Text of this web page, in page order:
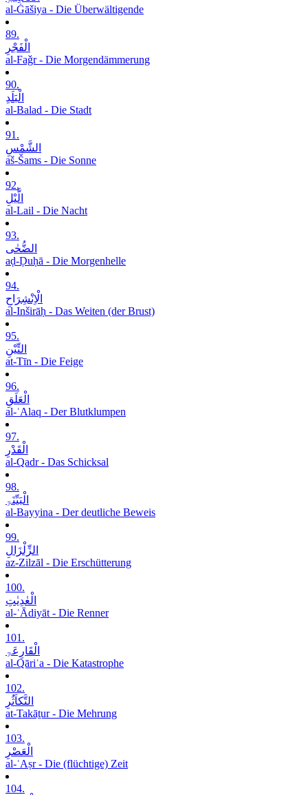
al-Ġāšiya - Die Überwältigende
89.
الْفَجْرِ
al-Faǧr - Die Morgendämmerung
90.
الْبَلَدِ
al-Balad - Die Stadt
91.
الشَّمْسِ
aš-Šams - Die Sonne
92.
الَّیْلِ
al-Lail - Die Nacht
93.
الضُّحٰی
aḍ-Ḍuḥā - Die Morgenhelle
94.
الْاِنْشِرَاحِ
al-Inširāḥ - Das Weiten (der Brust)
95.
التِّیْنِ
at-Tīn - Die Feige
96.
الْعَلَقِ
al-ʿAlaq - Der Blutklumpen
97.
الْقَدْرِ
al-Qadr - Das Schicksal
98.
الْبَیِّنَۃِ
al-Bayyina - Der deutliche Beweis
99.
الزِّلْزَالِ
az-Zilzāl - Die Erschütterung
100.
الْعٰدِیٰتِ
al-ʿĀdiyāt - Die Renner
101.
الْقَارِعَۃِ
al-Qāriʿa - Die Katastrophe
102.
التَّکاَثُرِ
at-Takāṯur - Die Mehrung
103.
الْعَصْرِ
al-ʿAṣr - Die (flüchtige) Zeit
104.